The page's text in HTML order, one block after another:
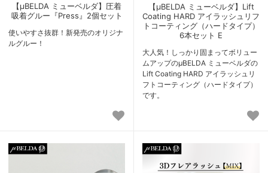
【μBELDA ミューベルダ】圧着
吸着グルー『Press』2個セット
使いやすさ抜群！新発売のオリジナ
ルグルー！
【μBELDA ミューベルダ】Lift
Coating HARD アイラッシュリフ
トコーティング（ハードタイプ）
6本セット E
大人気！しっかり固まってボリュー
ムアップのμBELDA ミューベルダの
Lift Coating HARD アイラッシュリ
フトコーティング（ハードタイプ）
です。